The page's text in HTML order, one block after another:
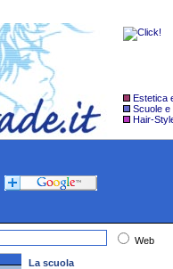
Estetica
Scuole e
Hair-
Web
La scuola